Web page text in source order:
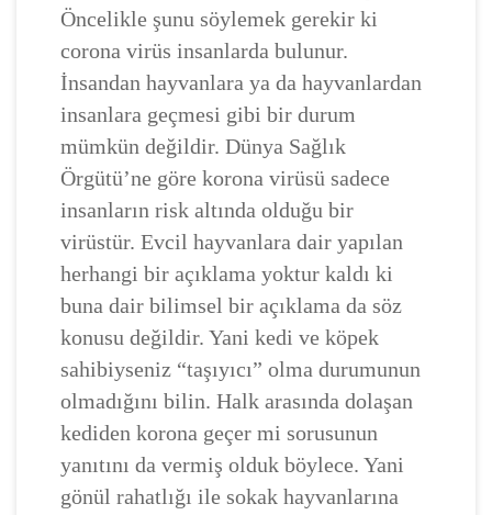
Öncelikle şunu söylemek gerekir ki
corona virüs insanlarda bulunur.
İnsandan hayvanlara ya da hayvanlardan
insanlara geçmesi gibi bir durum
mümkün değildir. Dünya Sağlık
Örgütü’ne göre korona virüsü sadece
insanların risk altında olduğu bir
virüstür. Evcil hayvanlara dair yapılan
herhangi bir açıklama yoktur kaldı ki
buna dair bilimsel bir açıklama da söz
konusu değildir. Yani kedi ve köpek
sahibiyseniz “taşıyıcı” olma durumunun
olmadığını bilin. Halk arasında dolaşan
kediden korona geçer mi sorusunun
yanıtını da vermiş olduk böylece. Yani
gönül rahatlığı ile sokak hayvanlarına